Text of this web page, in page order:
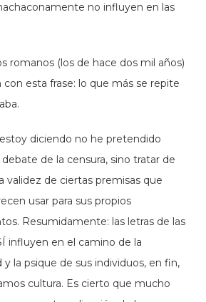
no influyen en las
romanos (los de hace dos mil años)
con esta frase: lo que más se repite
diciendo no he pretendido
de la censura, sino tratar de
validez de ciertas premisas que
usar para sus propios
Resumidamente: las letras de las
influyen en el camino de la
y la psique de sus individuos, en fin,
cultura. Es cierto que mucho